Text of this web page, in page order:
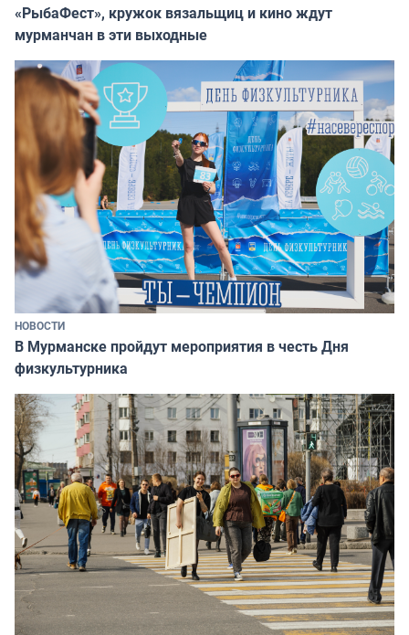
«РыбаФест», кружок вязальщиц и кино ждут
мурманчан в эти выходные
НОВОСТИ
В Мурманске пройдут мероприятия в честь Дня
физкультурника